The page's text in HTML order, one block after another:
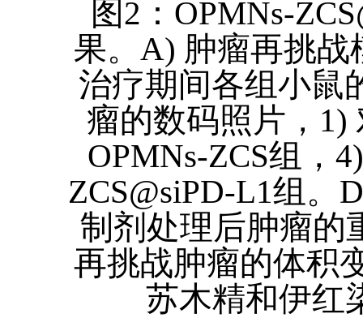
图2 ： OPMNs-
果。 A) 肿瘤再挑战
治疗期间各组小鼠
瘤的数码照片， 1)
OPMNs-ZCS组，
ZCS@siPD-L1组。
制剂处理后肿瘤的
再挑战肿瘤的体积
苏木精和伊红